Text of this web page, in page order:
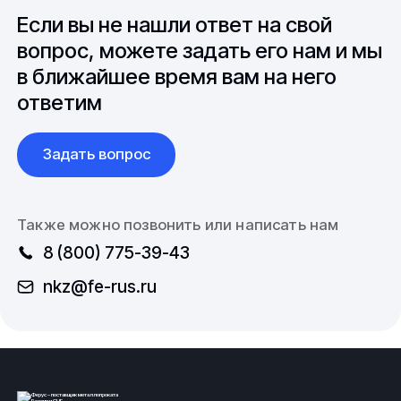
смесей из металлов
КомпанияФерус, г.Новокузнецк, работает с
широким спектром металлопроката и
трубопроводной арматуры. Значительный сортамент
с разнообразием марок в изготовлении продукции,
доставка по территории Российской Федерации и
стран СНГ. Выполнение заказов согласно
спецификации, в том числе осуществление работ по
Узнать цену на вольфрамовый
продуктов компании – Вы можете, позвонив по
вопросы связанные с документацией и
международной логистикой.
Если вы не нашли ответ на свой
вопрос, можете задать его нам и мы
в ближайшее время вам на него
ответим
Задать вопрос
Также можно позвонить или написать нам
8 (800) 775-39-43
nkz@fe-rus.ru